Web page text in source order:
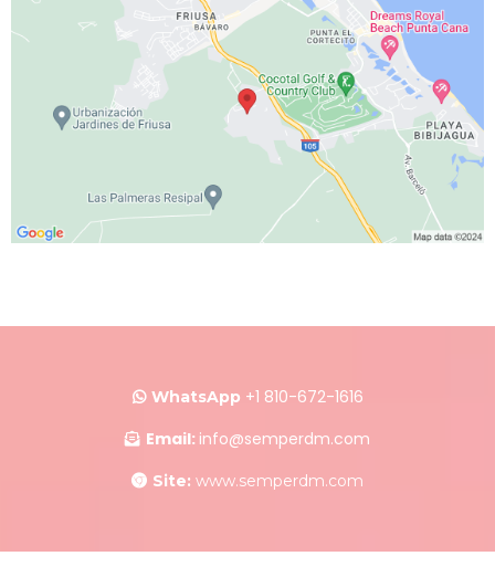
WhatsApp +1 810-672-1616
Email: info@semperdm.com
Site: www.semperdm.com